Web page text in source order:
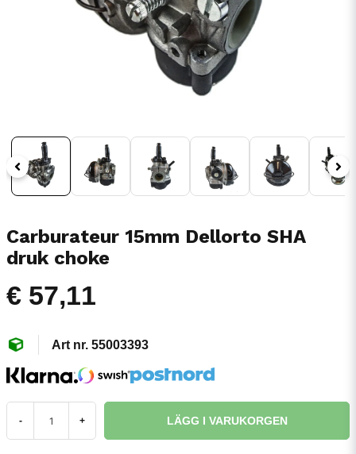
Carburateur 15mm Dellorto SHA
druk choke
€ 57,11
55003393
- + LÄGG I VARUKORGEN